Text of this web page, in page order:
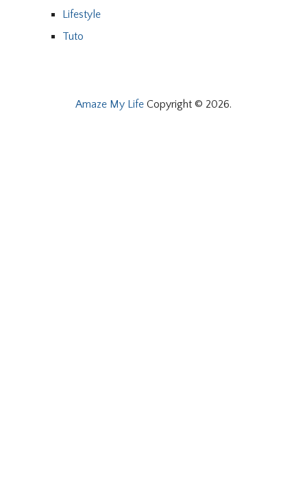
Lifestyle
Tuto
Amaze My LifeCopyright © 2026.